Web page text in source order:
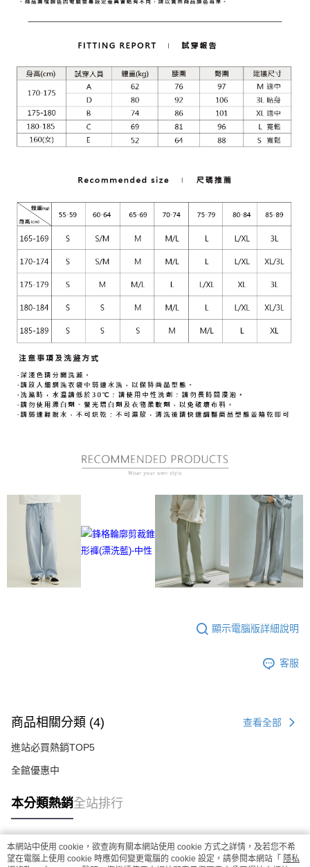
顯示電腦版詳細說明
客服
商品相關分類 (4) 查看全部
進站必買熱銷TOP5
全館優惠中
本分類熱銷全站排行
熱門標籤
本網站中使用 cookie，欲查詢有關本網站使用 cookie 方式之詳情，及若您不希
望在電腦上使用 cookie 時應如何變更電腦的 cookie 設定，請參閱本網站「 隱私